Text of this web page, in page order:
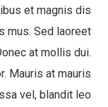
et magnis dis
mus. Sed laoreet
at mollis dui.
Mauris at mauris
vel, blandit leo.